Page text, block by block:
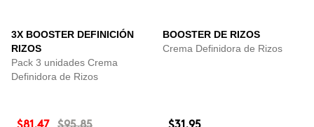
3X BOOSTER DEFINICIÓN
RIZOS
Pack 3 unidades Crema
Definidora de Rizos
BOOSTER DE RIZOS
Crema Definidora de Rizos